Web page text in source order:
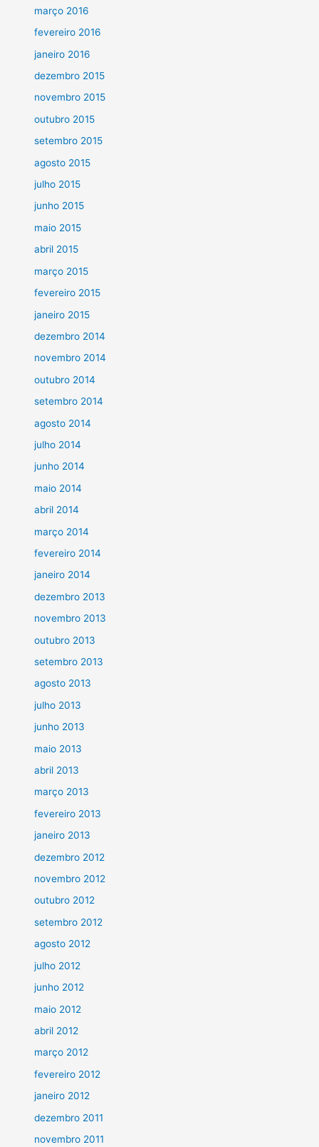
março 2016
fevereiro 2016
janeiro 2016
dezembro 2015
novembro 2015
outubro 2015
setembro 2015
agosto 2015
julho 2015
junho 2015
maio 2015
abril 2015
março 2015
fevereiro 2015
janeiro 2015
dezembro 2014
novembro 2014
outubro 2014
setembro 2014
agosto 2014
julho 2014
junho 2014
maio 2014
abril 2014
março 2014
fevereiro 2014
janeiro 2014
dezembro 2013
novembro 2013
outubro 2013
setembro 2013
agosto 2013
julho 2013
junho 2013
maio 2013
abril 2013
março 2013
fevereiro 2013
janeiro 2013
dezembro 2012
novembro 2012
outubro 2012
setembro 2012
agosto 2012
julho 2012
junho 2012
maio 2012
abril 2012
março 2012
fevereiro 2012
janeiro 2012
dezembro 2011
novembro 2011